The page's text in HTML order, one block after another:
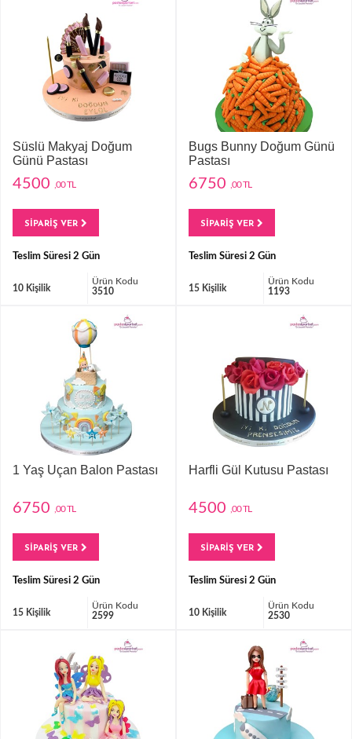
Süslü Makyaj Doğum
Günü Pastası
4500 ,00 TL
SİPARİŞ VER
Teslim Süresi 2 Gün
10 Kişilik
Ürün Kodu
3510
Bugs Bunny Doğum Günü
Pastası
6750 ,00 TL
SİPARİŞ VER
Teslim Süresi 2 Gün
15 Kişilik
Ürün Kodu
1193
1 Yaş Uçan Balon Pastası
6750 ,00 TL
SİPARİŞ VER
Teslim Süresi 2 Gün
15 Kişilik
Ürün Kodu
2599
Harfli Gül Kutusu Pastası
4500 ,00 TL
SİPARİŞ VER
Teslim Süresi 2 Gün
10 Kişilik
Ürün Kodu
2530